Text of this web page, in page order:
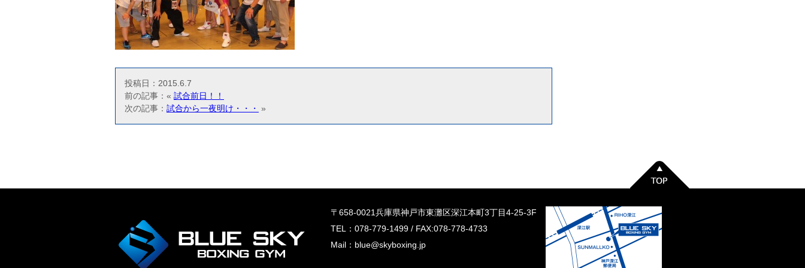
投稿日：2015.6.7
前の記事：« 試合前日！！
次の記事： 試合から一夜明け・・・ »
〒658‐0021兵庫県神戸市東灘区深江本町3丁目4-25-3F
TEL：078-779-1499 / FAX:078-778-4733
Mail：blue@skyboxing.jp